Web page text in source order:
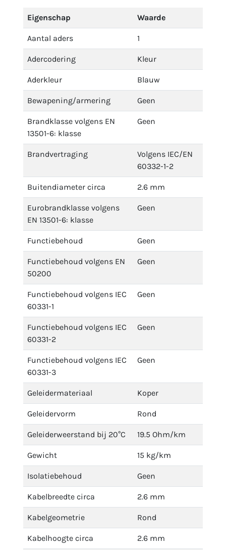
Eigenschap Waarde
Aantal aders 1
Adercodering Kleur
Aderkleur Blauw
Bewapening/armering Geen
Brandklasse volgens EN
13501-6: klasse
Geen
Brandvertraging
Volgens IEC/EN
60332-1-2
Buitendiameter circa 2.6 mm
Eurobrandklasse volgens
EN 13501-6: klasse
Geen
Functiebehoud Geen
Functiebehoud volgens EN
50200
Geen
Functiebehoud volgens IEC
60331-1
Geen
Functiebehoud volgens IEC
60331-2
Geen
Functiebehoud volgens IEC
60331-3
Geen
Geleidermateriaal Koper
Geleidervorm Rond
Geleiderweerstand bij 20°C 19.5 Ohm/km
Gewicht 15 kg/km
Isolatiebehoud Geen
Kabelbreedte circa 2.6 mm
Kabelgeometrie Rond
Kabelhoogte circa 2.6 mm